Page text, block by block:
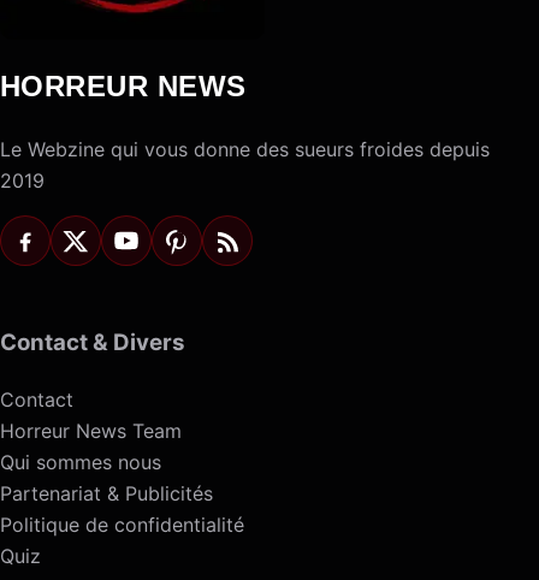
HORREUR NEWS
Le Webzine qui vous donne des sueurs froides depuis
2019
Contact & Divers
Contact
Horreur News Team
Qui sommes nous
Partenariat & Publicités
Politique de confidentialité
Quiz